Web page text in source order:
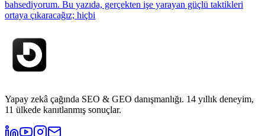
bahsediyorum. Bu yazıda, gerçekten işe yarayan güçlü taktikleri
ortaya çıkaracağız; hiçbi
Yapay zekâ çağında SEO & GEO danışmanlığı. 14 yıllık deneyim,
11 ülkede kanıtlanmış sonuçlar.